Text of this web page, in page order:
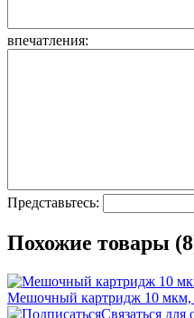
впечатления:
Представьтесь:
Похожие товары
Мешочный картридж 10 мкм,
Связаться